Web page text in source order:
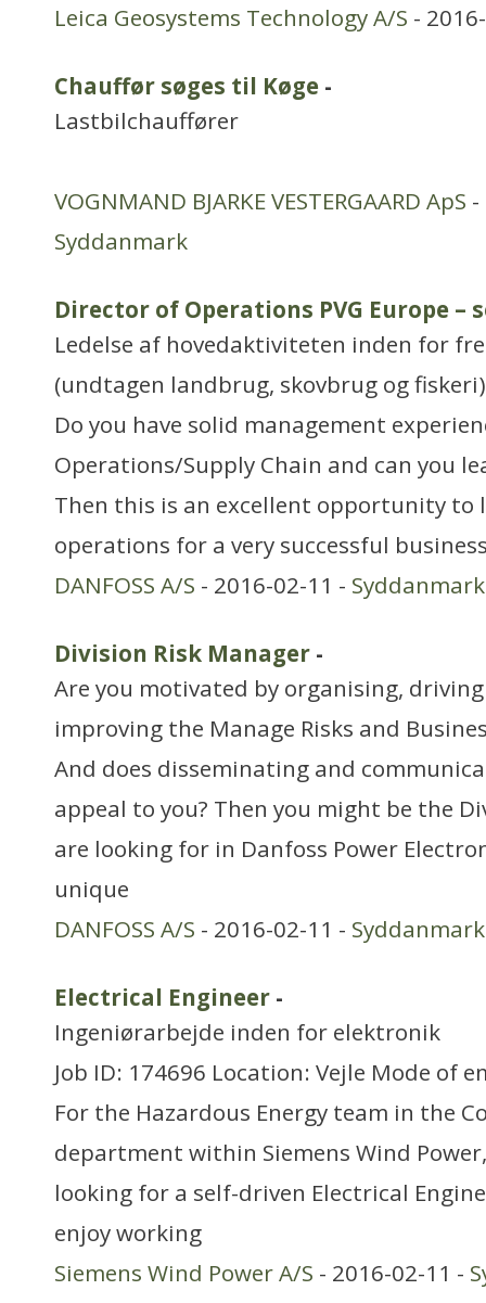
Leica Geosystems Technology A/S -
Chauffør søges til Køge -
Lastbilchauffører
VOGNMAND BJARKE VESTERGAARD ApS -
Syddanmark
Director of Operations PVG Europe –
Ledelse af hovedaktiviteten inden for
(undtagen landbrug, skovbrug og fiskeri)
Do you have solid management
Operations/Supply Chain and can you
Then this is an excellent opportunity to
operations for a very successful
DANFOSS A/S - 2016-02-11 - Syddanmark
Division Risk Manager -
Are you motivated by organising,
improving the Manage Risks and
And does disseminating and
appeal to you? Then you might be the
are looking for in Danfoss Power
unique
DANFOSS A/S - 2016-02-11 - Syddanmark
Electrical Engineer -
Ingeniørarbejde inden for elektronik
Job ID: 174696 Location: Vejle Mode of
For the Hazardous Energy team in the
department within Siemens Wind
looking for a self-driven Electrical
enjoy working
Siemens Wind Power A/S - 2016-02-11 -